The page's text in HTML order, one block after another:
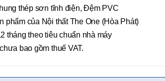
thép sơn tĩnh điện, Đệm PVC
phẩm của Nội thất The One (Hòa Phát)
tháng theo tiêu chuẩn nhà máy
bao gồm thuế VAT.